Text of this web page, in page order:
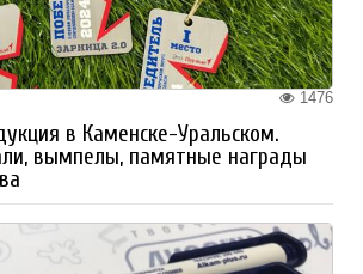
1476
в Каменске-Уральском.
вымпелы, памятные награды